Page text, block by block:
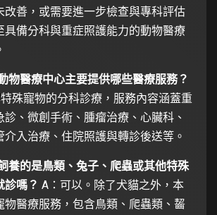
改善，或需要進一步檢查與專科評估
具備分科與重症照護能力的動物醫療
物醫療中心主要提供哪些醫療服務？
殊寵物的分科診療，服務內容涵蓋重
、微創手術、腫瘤治療、心臟科、
介入治療、住院照護與轉診後送等。
養的是鳥類、兔子、爬蟲或其他特殊
診嗎？ A：可以。除了犬貓之外，本
物醫療服務，包含鳥類、爬蟲類、齧